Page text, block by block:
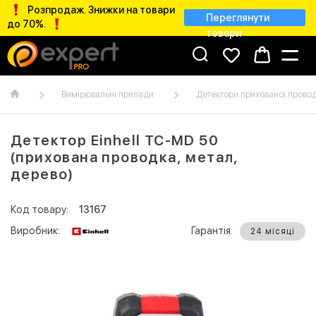
Розпродаж. Знижки на товари
до 70%.
Переглянути
товари
Вимірювальні прилади Детектори прихованої
Детектор Einhell TC-MD 50
(прихована проводка, метал,
дерево)
Код товару:
13167
Виробник:
Гарантія: 24 місяці